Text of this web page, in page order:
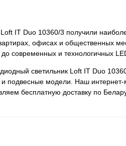
IT Duo 10360/3 получили
офисах и общественных
современных и технологичных
светильник Loft IT Duo
подвесные модели. Наш
бесплатную доставку по